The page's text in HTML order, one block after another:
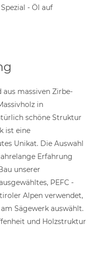
- Öl auf
aus massiven Zirbe-
in
schöne Struktur
ist eine
Unikat. Die Auswahl
Erfahrung
unserer
PEFC -
Alpen verwendet,
Sägewerk auswählt.
und Holzstruktur